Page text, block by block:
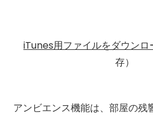
iTunes用ファイルをダウンロ
存）
アンビエンス機能は、部屋の残